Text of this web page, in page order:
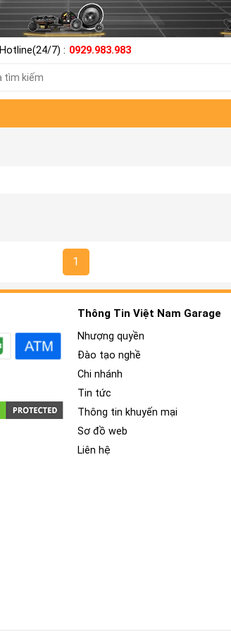
Hotline(24/7) : 0929.983.983
1
Thông Tin Việt Nam Garage
Nhượng quyền
Đào tạo nghề
Chi nhánh
Tin tức
Thông tin khuyến mại
Sơ đồ web
Liên hệ